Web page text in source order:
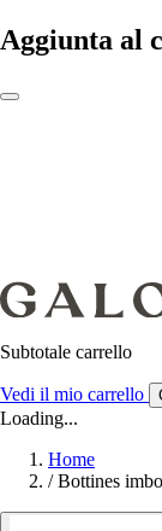
Aggiunta al
Subtotale carrello
Vedi il mio carrello
Loading...
Home
/ Bottines